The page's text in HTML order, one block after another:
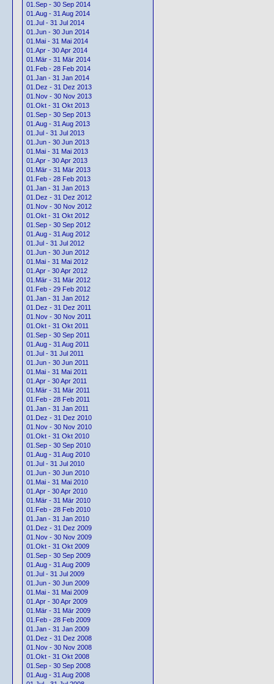
01.Sep - 30 Sep 2014
01.Aug - 31 Aug 2014
01.Jul - 31 Jul 2014
01.Jun - 30 Jun 2014
01.Mai - 31 Mai 2014
01.Apr - 30 Apr 2014
01.Mär - 31 Mär 2014
01.Feb - 28 Feb 2014
01.Jan - 31 Jan 2014
01.Dez - 31 Dez 2013
01.Nov - 30 Nov 2013
01.Okt - 31 Okt 2013
01.Sep - 30 Sep 2013
01.Aug - 31 Aug 2013
01.Jul - 31 Jul 2013
01.Jun - 30 Jun 2013
01.Mai - 31 Mai 2013
01.Apr - 30 Apr 2013
01.Mär - 31 Mär 2013
01.Feb - 28 Feb 2013
01.Jan - 31 Jan 2013
01.Dez - 31 Dez 2012
01.Nov - 30 Nov 2012
01.Okt - 31 Okt 2012
01.Sep - 30 Sep 2012
01.Aug - 31 Aug 2012
01.Jul - 31 Jul 2012
01.Jun - 30 Jun 2012
01.Mai - 31 Mai 2012
01.Apr - 30 Apr 2012
01.Mär - 31 Mär 2012
01.Feb - 29 Feb 2012
01.Jan - 31 Jan 2012
01.Dez - 31 Dez 2011
01.Nov - 30 Nov 2011
01.Okt - 31 Okt 2011
01.Sep - 30 Sep 2011
01.Aug - 31 Aug 2011
01.Jul - 31 Jul 2011
01.Jun - 30 Jun 2011
01.Mai - 31 Mai 2011
01.Apr - 30 Apr 2011
01.Mär - 31 Mär 2011
01.Feb - 28 Feb 2011
01.Jan - 31 Jan 2011
01.Dez - 31 Dez 2010
01.Nov - 30 Nov 2010
01.Okt - 31 Okt 2010
01.Sep - 30 Sep 2010
01.Aug - 31 Aug 2010
01.Jul - 31 Jul 2010
01.Jun - 30 Jun 2010
01.Mai - 31 Mai 2010
01.Apr - 30 Apr 2010
01.Mär - 31 Mär 2010
01.Feb - 28 Feb 2010
01.Jan - 31 Jan 2010
01.Dez - 31 Dez 2009
01.Nov - 30 Nov 2009
01.Okt - 31 Okt 2009
01.Sep - 30 Sep 2009
01.Aug - 31 Aug 2009
01.Jul - 31 Jul 2009
01.Jun - 30 Jun 2009
01.Mai - 31 Mai 2009
01.Apr - 30 Apr 2009
01.Mär - 31 Mär 2009
01.Feb - 28 Feb 2009
01.Jan - 31 Jan 2009
01.Dez - 31 Dez 2008
01.Nov - 30 Nov 2008
01.Okt - 31 Okt 2008
01.Sep - 30 Sep 2008
01.Aug - 31 Aug 2008